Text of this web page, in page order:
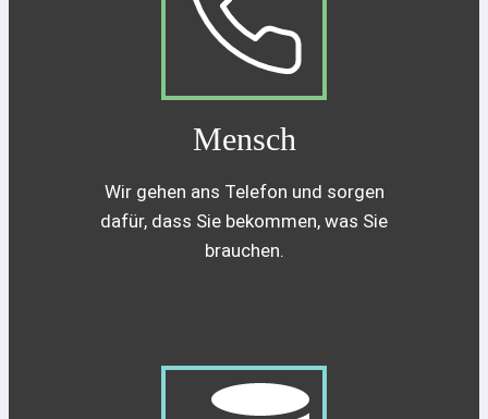
Mensch
Wir gehen ans Telefon und sorgen
dafür, dass Sie bekommen, was Sie
brauchen.